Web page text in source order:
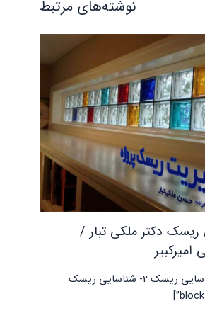
نوشته‌های مرتبط
ریسک دکتر ملکی تبار /
دانلود فایل: 1- شناسایی ریسک 2- شناسایی ریسک